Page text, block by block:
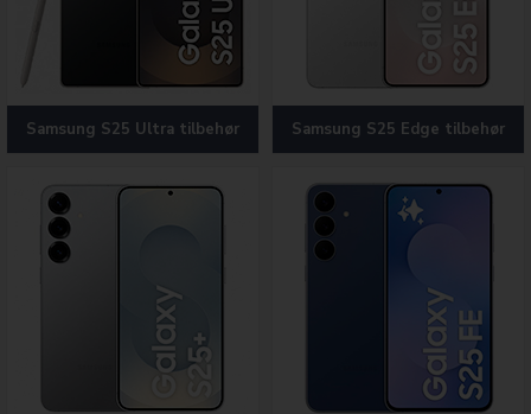
Samsung S25 Ultra tilbehør Samsung S25 Edge tilbehør